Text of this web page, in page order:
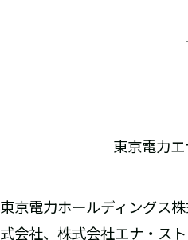
東京電力
東京電力ホールディングス
式会社、株式会社エナ・ス